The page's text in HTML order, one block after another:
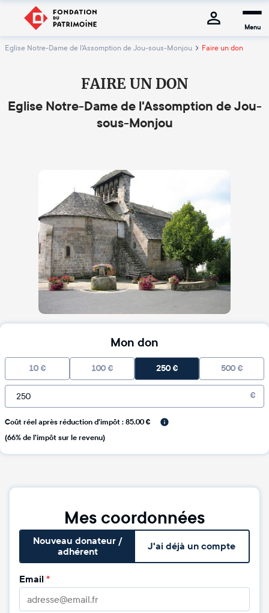
Menu
Eglise Notre-Dame de l'Assomption de Jou-sous-Monjou Faire un don
FAIRE UN DON
Eglise Notre-Dame de l'Assomption de Jou-
sous-Monjou
Mon don
10 € 100 € 250€ 500 €
€
Coût réel après réduction d'impôt : 85.00 €
(66% de l'impôt sur le revenu)
Mes coordonnées
Nouveau donateur /
adhérent
J'ai déjà un compte
Email *